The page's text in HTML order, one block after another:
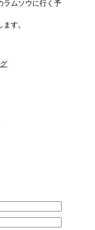
ラムソウに行く予
す。